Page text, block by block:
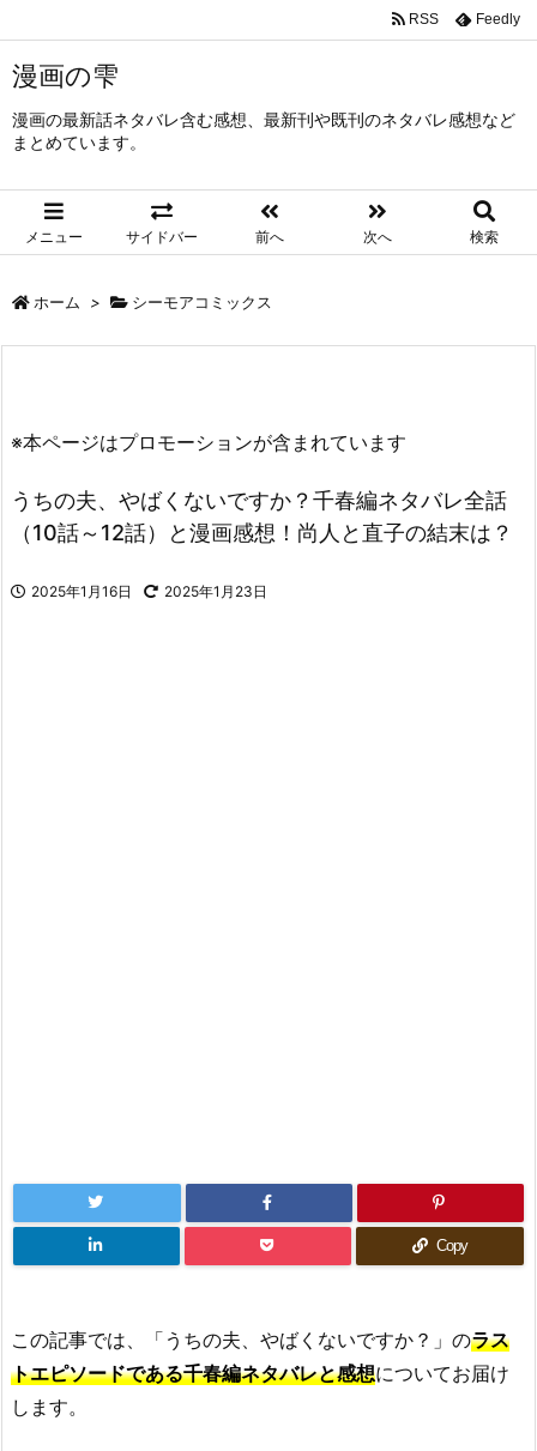
漫画の雫
漫画の最新話ネタバレ含む感想、最新刊や既刊のネタバレ感想など
まとめています。
メニュー サイドバー 前へ 次へ 検索
RSS Feedly
ホーム > シーモアコミックス
※本ページはプロモーションが含まれています
うちの夫、やばくないですか？千春編ネタバレ全話
（10話～12話）と漫画感想！尚人と直子の結末は？
2025年1月16日 2025年1月23日
Copy
この記事では、「うちの夫、やばくないですか？」のラス
トエピソードである千春編ネタバレと感想についてお届け
します。